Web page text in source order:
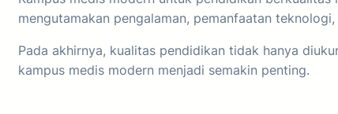
mengutamakan pengalaman, pemanfaatan
Pada akhirnya, kualitas pendidikan tidak hanya
kampus medis modern menjadi semakin penting.